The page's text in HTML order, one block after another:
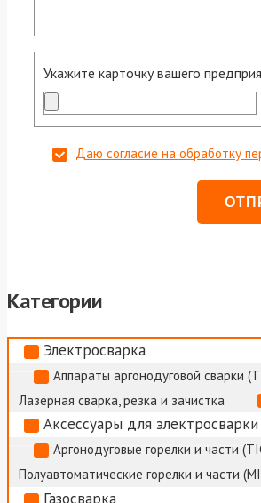
Укажите карточку вашего
Даю согласие на обработку
Категории
Электросварка
Аппараты аргонодуговой сварки
Лазерная сварка, резка и зачистка
Аксессуары для электросварки
Аргонодуговые горелки и части
Полуавтоматические горелки и части
Газосварка